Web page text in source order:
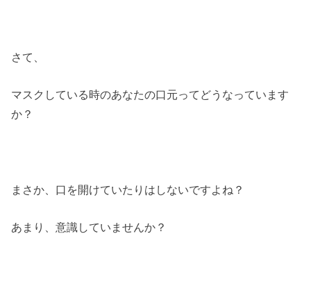
さて、
マスクしている時のあなたの口元ってどうなっています
か？
まさか、口を開けていたりはしないですよね？
あまり、意識していませんか？